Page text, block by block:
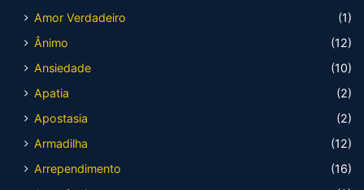
Amor Verdadeiro
(1)
Ânimo
(12)
Ansiedade
(10)
Apatia
(2)
Apostasia
(2)
Armadilha
(12)
Arrependimento
(16)